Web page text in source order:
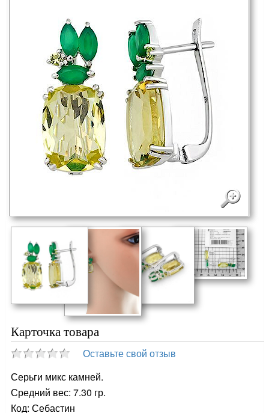
Карточка товара
Оставьте свой отзыв
Серьги микс камней.
Средний вес: 7.30 гр.
Код: Себастин